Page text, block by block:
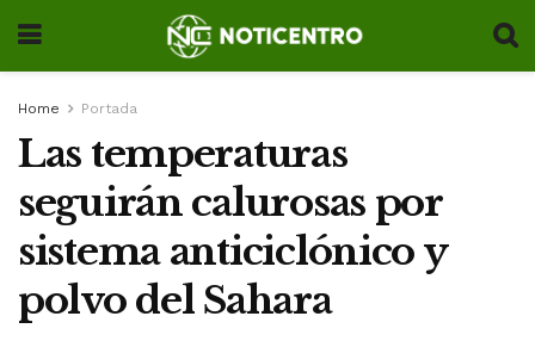
Home Portada
Las temperaturas
seguirán calurosas por
sistema anticiclónico y
polvo del Sahara